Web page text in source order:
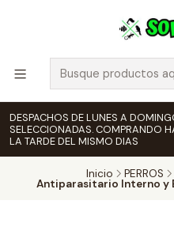
DESPACHOS DE LUNES A
SELECCIONADAS. COMPRANDO
LA TARDE DEL MISMO DIAS
Inicio PERROS
Antiparasitario Interno y